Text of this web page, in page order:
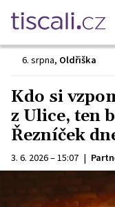
6. srpna, Oldřiška
Kdo si
z Ulice, ten
Řezníček
3. 6. 2026 – 15:07 |